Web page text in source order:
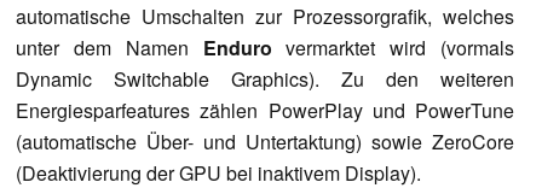
automatische Umschalten zur Prozessorgrafik, welches
unter dem Namen Enduro vermarktet wird (vormals
Dynamic Switchable Graphics). Zu den weiteren
Energiesparfeatures zählen PowerPlay und PowerTune
(automatische Über- und Untertaktung) sowie ZeroCore
(Deaktivierung der GPU bei inaktivem Display).